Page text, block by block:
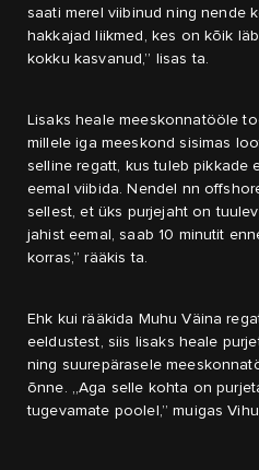
saati merel viibinud ning nende
hakkajad liikmed, kes on kõik
kokku kasvanud,” lisas ta.
Lisaks heale meeskonnatööle
millele iga meeskond sisimas
selline regatt, kus tuleb pikkade
eemal viibida. Nendel nn
sellest, et üks purjejaht on
jahist eemal, saab 10 minutit
korras,” rääkis ta.
Ehk kui rääkida Muhu Väina
eeldustest, siis lisaks heale
ning suurepärasele
õnne. „Aga selle kohta on
tugevamate poolel,” muigas